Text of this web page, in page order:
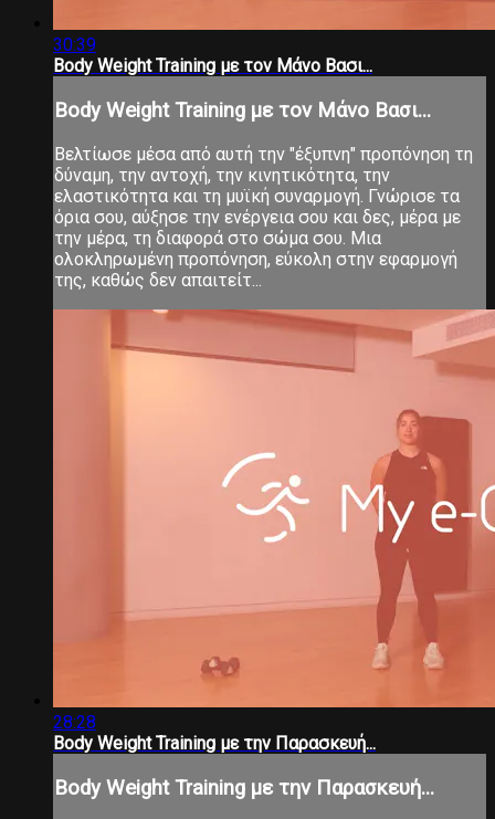
30:39
Body Weight Training με τον Μάνο Βασι...
Body Weight Training με τον Μάνο Βασι...
Βελτίωσε μέσα από αυτή την "έξυπνη" προπόνηση τη
δύναμη, την αντοχή, την κινητικότητα, την
ελαστικότητα και τη μυϊκή συναρμογή. Γνώρισε τα
όρια σου, αύξησε την ενέργεια σου και δες, μέρα με
την μέρα, τη διαφορά στο σώμα σου. Μια
ολοκληρωμένη προπόνηση, εύκολη στην εφαρμογή
της, καθώς δεν απαιτείτ...
28:28
Body Weight Training με την Παρασκευή...
Body Weight Training με την Παρασκευή...